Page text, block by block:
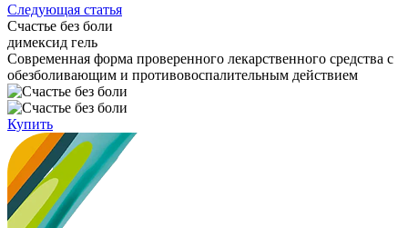
Следующая статья
Счастье без боли
димексид гель
Cовременная форма проверенного лекарственного средства с
обезболивающим и противовоспалительным действием
Купить